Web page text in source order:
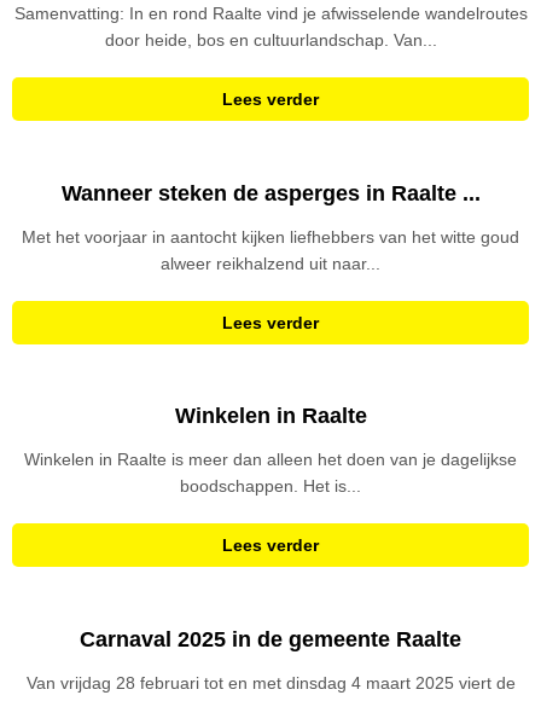
Samenvatting: In en rond Raalte vind je afwisselende wandelroutes
door heide, bos en cultuurlandschap. Van...
Lees verder
Wanneer steken de asperges in Raalte ...
Met het voorjaar in aantocht kijken liefhebbers van het witte goud
alweer reikhalzend uit naar...
Lees verder
Winkelen in Raalte
Winkelen in Raalte is meer dan alleen het doen van je dagelijkse
boodschappen. Het is...
Lees verder
Carnaval 2025 in de gemeente Raalte
Van vrijdag 28 februari tot en met dinsdag 4 maart 2025 viert de